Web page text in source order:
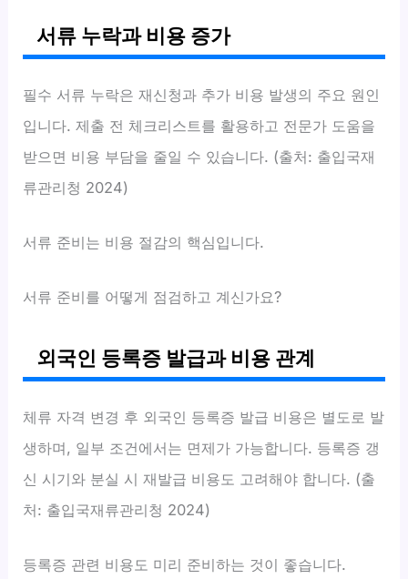
서류 누락과 비용 증가
필수 서류 누락은 재신청과 추가 비용 발생의 주요 원인
입니다. 제출 전 체크리스트를 활용하고 전문가 도움을
받으면 비용 부담을 줄일 수 있습니다. (출처: 출입국재
류관리청 2024)
서류 준비는 비용 절감의 핵심입니다.
서류 준비를 어떻게 점검하고 계신가요?
외국인 등록증 발급과 비용 관계
체류 자격 변경 후 외국인 등록증 발급 비용은 별도로 발
생하며, 일부 조건에서는 면제가 가능합니다. 등록증 갱
신 시기와 분실 시 재발급 비용도 고려해야 합니다. (출
처: 출입국재류관리청 2024)
등록증 관련 비용도 미리 준비하는 것이 좋습니다.